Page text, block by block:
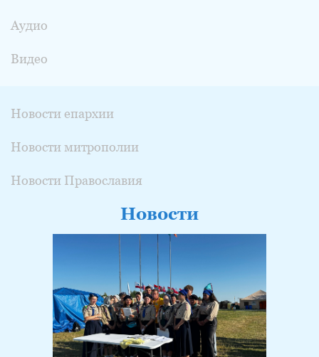
Аудио
Видео
Новости епархии
Новости митрополии
Новости Православия
Новости